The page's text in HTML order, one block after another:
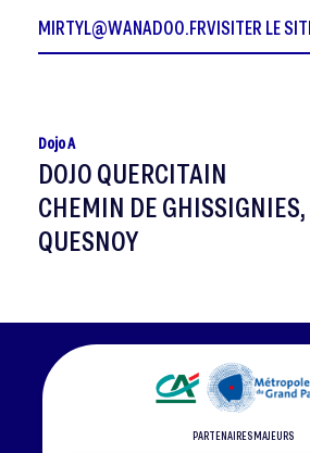
MIRTYL@WANADOO.FRVISITER LE
Dojo A
DOJO QUERCITAIN
CHEMIN DE
QUESNOY
PARTENAIRES MAJEURS